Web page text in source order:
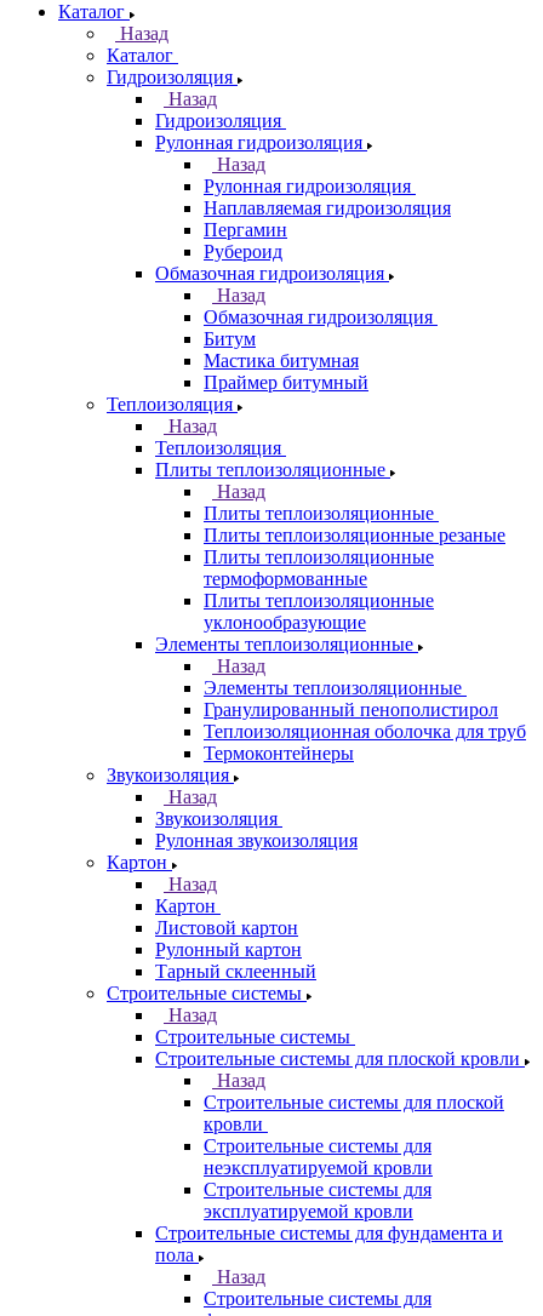
Каталог
Назад
Каталог
Гидроизоляция
Назад
Гидроизоляция
Рулонная гидроизоляция
Назад
Рулонная гидроизоляция
Наплавляемая гидроизоляция
Пергамин
Рубероид
Обмазочная гидроизоляция
Назад
Обмазочная гидроизоляция
Битум
Мастика битумная
Праймер битумный
Теплоизоляция
Назад
Теплоизоляция
Плиты теплоизоляционные
Назад
Плиты теплоизоляционные
Плиты теплоизоляционные резаные
Плиты теплоизоляционные
термоформованные
Плиты теплоизоляционные
уклонообразующие
Элементы теплоизоляционные
Назад
Элементы теплоизоляционные
Гранулированный пенополистирол
Теплоизоляционная оболочка для труб
Термоконтейнеры
Звукоизоляция
Назад
Звукоизоляция
Рулонная звукоизоляция
Картон
Назад
Картон
Листовой картон
Рулонный картон
Тарный склеенный
Строительные системы
Назад
Строительные системы
Строительные системы для плоской кровли
Назад
Строительные системы для плоской
кровли
Строительные системы для
неэксплуатируемой кровли
Строительные системы для
эксплуатируемой кровли
Строительные системы для фундамента и
пола
Назад
Строительные системы для